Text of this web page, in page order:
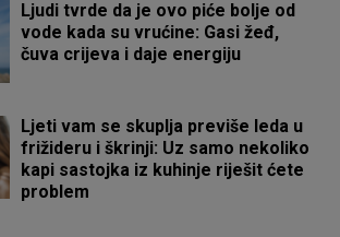
Ljudi tvrde da je ovo piće bolje od
vode kada su vrućine: Gasi žeđ,
čuva crijeva i daje energiju
Ljeti vam se skuplja previše leda u
frižideru i škrinji: Uz samo nekoliko
kapi sastojka iz kuhinje riješit ćete
problem